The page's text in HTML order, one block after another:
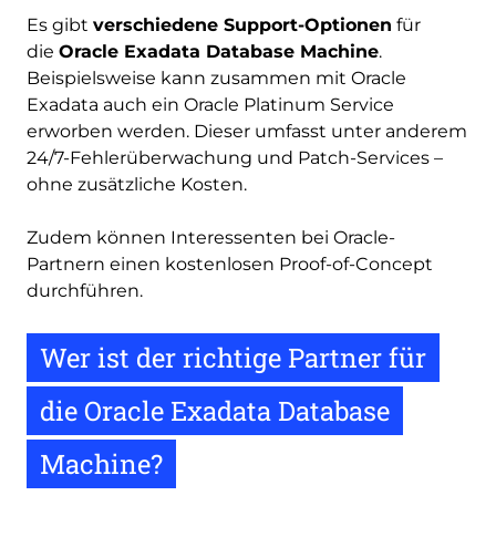
Es gibt verschiedene Support-Optionen für
die Oracle Exadata Database Machine.
Beispielsweise kann zusammen mit Oracle
Exadata auch ein Oracle Platinum Service
erworben werden. Dieser umfasst unter anderem
24/7-Fehlerüberwachung und Patch-Services –
ohne zusätzliche Kosten.
Zudem können Interessenten bei Oracle-
Partnern einen kostenlosen Proof-of-Concept
durchführen.
Wer ist der richtige Partner für
die Oracle Exadata Database
Machine?